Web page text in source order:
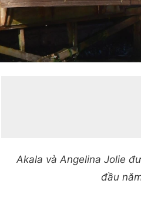
Akala và Angelina Jolie
đầu